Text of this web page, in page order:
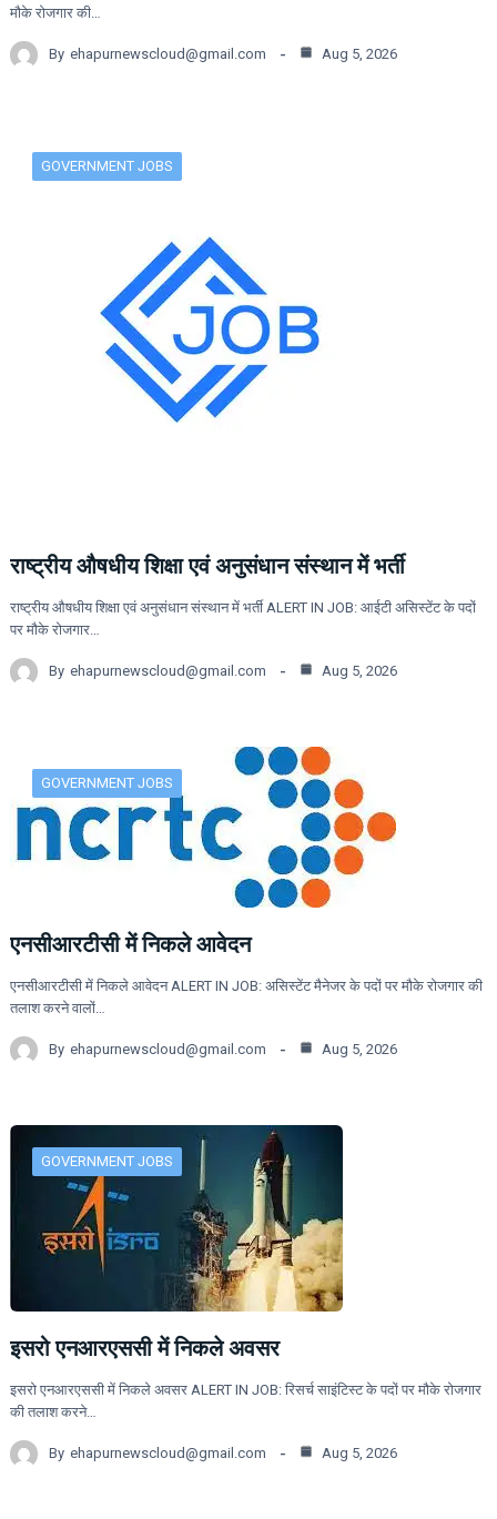
मौके रोजगार की…
By ehapurnewscloud@gmail.com Aug 5, 2026
GOVERNMENT JOBS
राष्ट्रीय औषधीय शिक्षा एवं अनुसंधान संस्थान में भर्ती
राष्ट्रीय औषधीय शिक्षा एवं अनुसंधान संस्थान में भर्ती ALERT IN JOB: आईटी असिस्टेंट के पदों
पर मौके रोजगार…
By ehapurnewscloud@gmail.com Aug 5, 2026
GOVERNMENT JOBS
एनसीआरटीसी में निकले आवेदन
एनसीआरटीसी में निकले आवेदन ALERT IN JOB: असिस्टेंट मैनेजर के पदों पर मौके रोजगार की
तलाश करने वालों…
By ehapurnewscloud@gmail.com Aug 5, 2026
GOVERNMENT JOBS
इसरो एनआरएससी में निकले अवसर
इसरो एनआरएससी में निकले अवसर ALERT IN JOB: रिसर्च साइंटिस्ट के पदों पर मौके रोजगार
की तलाश करने…
By ehapurnewscloud@gmail.com Aug 5, 2026